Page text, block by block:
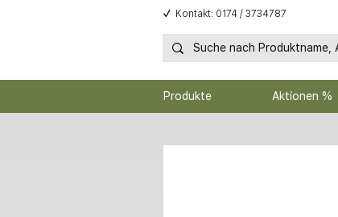
Produkte Aktionen %
✓ Kontakt: 0174 / 3734787